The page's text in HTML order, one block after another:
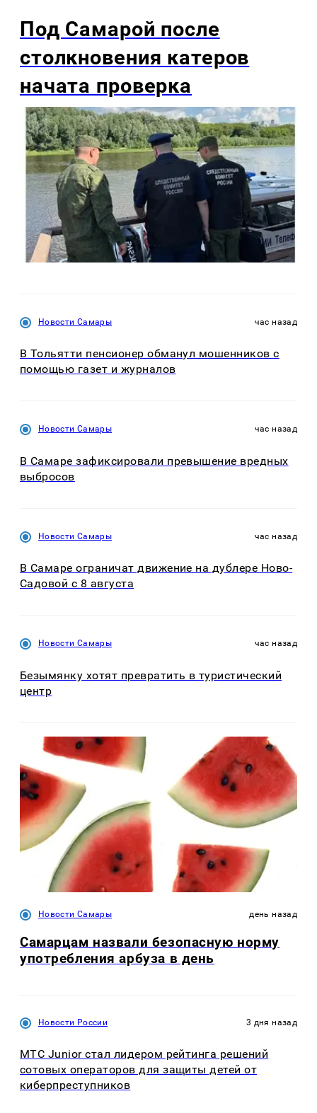
Под Самарой после
столкновения катеров
начата проверка
Новости Самары час назад
В Тольятти пенсионер обманул мошенников с
помощью газет и журналов
Новости Самары час назад
В Самаре зафиксировали превышение вредных
выбросов
Новости Самары час назад
В Самаре ограничат движение на дублере Ново-
Садовой с 8 августа
Новости Самары час назад
Безымянку хотят превратить в туристический
центр
Новости Самары день назад
Самарцам назвали безопасную норму
употребления арбуза в день
Новости России 3 дня назад
МТС Junior стал лидером рейтинга решений
сотовых операторов для защиты детей от
киберпреступников